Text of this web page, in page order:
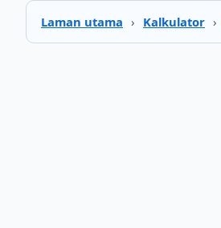
Laman utama › Kalkulator ›